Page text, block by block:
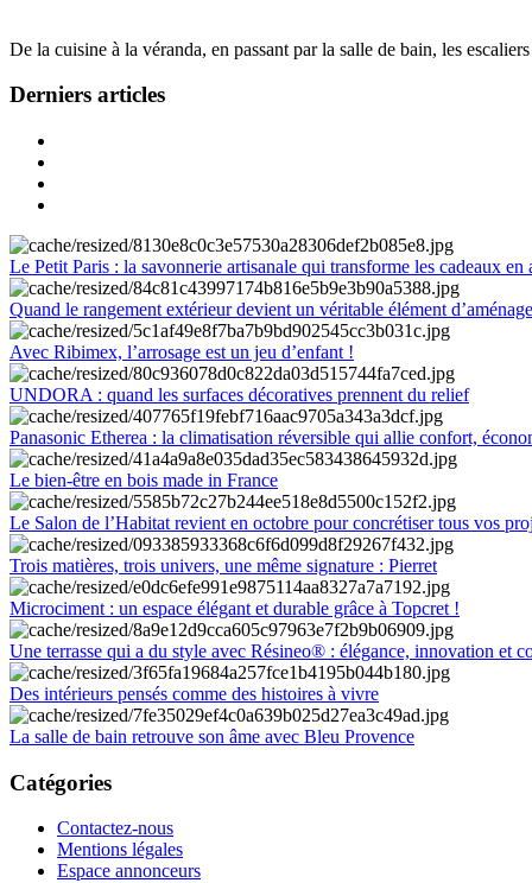
De la cuisine à la véranda, en passant par la salle de bain, les
Derniers articles
Le Petit Paris : la savonnerie artisanale qui transforme les cadeaux en
Quand le rangement extérieur devient un véritable élément
Avec Ribimex, l’arrosage est un jeu d’enfant !
UNDORA : quand les surfaces décoratives prennent du relief
Panasonic Etherea : la climatisation réversible qui allie confort,
Le bien-être en bois made in France
Le Salon de l’Habitat revient en octobre pour concrétiser tous vos
Trois matières, trois univers, une même signature : Pierret
Microciment : un espace élégant et durable grâce à Topcret !
Une terrasse qui a du style avec Résineo® : élégance, innovation et
Des intérieurs pensés comme des histoires à vivre
La salle de bain retrouve son âme avec Bleu Provence
Catégories
Contactez-nous
Mentions légales
Espace annonceurs